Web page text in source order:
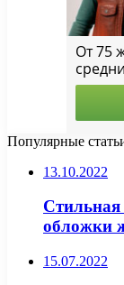
Популярные
13.10.2022
Стильная
обложки
15.07.2022